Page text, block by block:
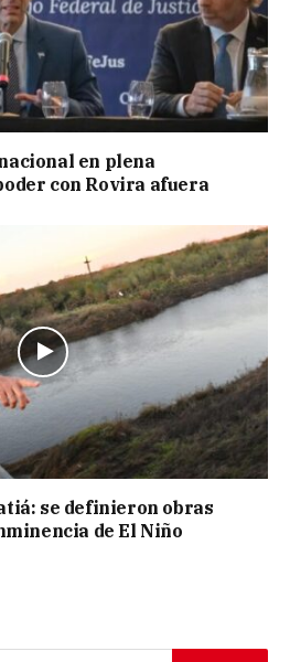
en plena
con Rovira afuera
se definieron obras
de El Niño